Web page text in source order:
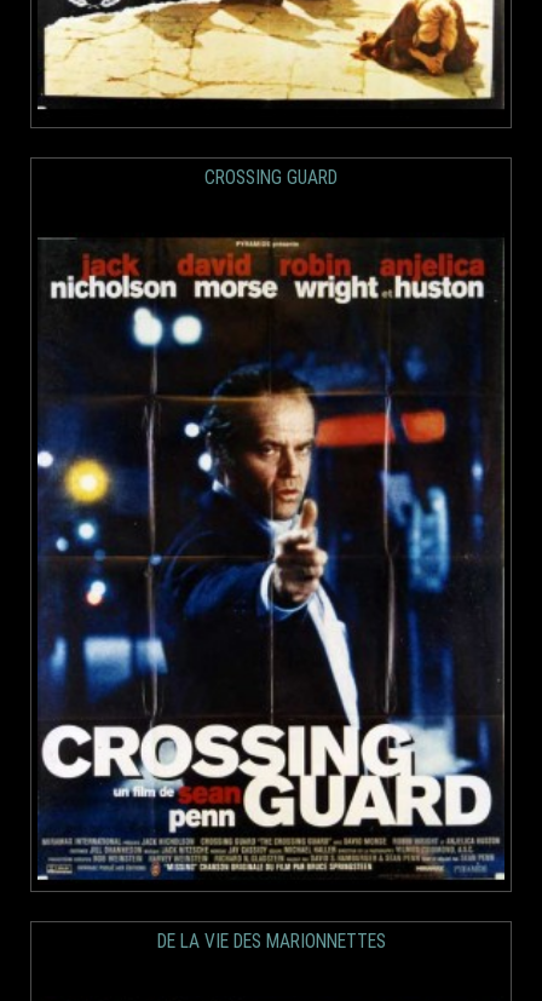
CROSSING GUARD
DE LA VIE DES MARIONNETTES